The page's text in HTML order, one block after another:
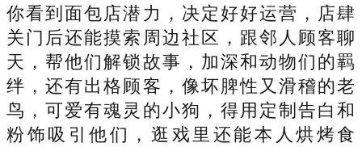
你看到面包店潜力，决定好好运营，店肆
关门后还能摸索周边社区，跟邻人顾客聊
天，帮他们解锁故事，加深和动物们的羁
绊，还有出格顾客，像坏脾性又滑稽的老
鸟，可爱有魂灵的小狗，得用定制告白和
粉饰吸引他们，逛戏里还能本人烘烤食